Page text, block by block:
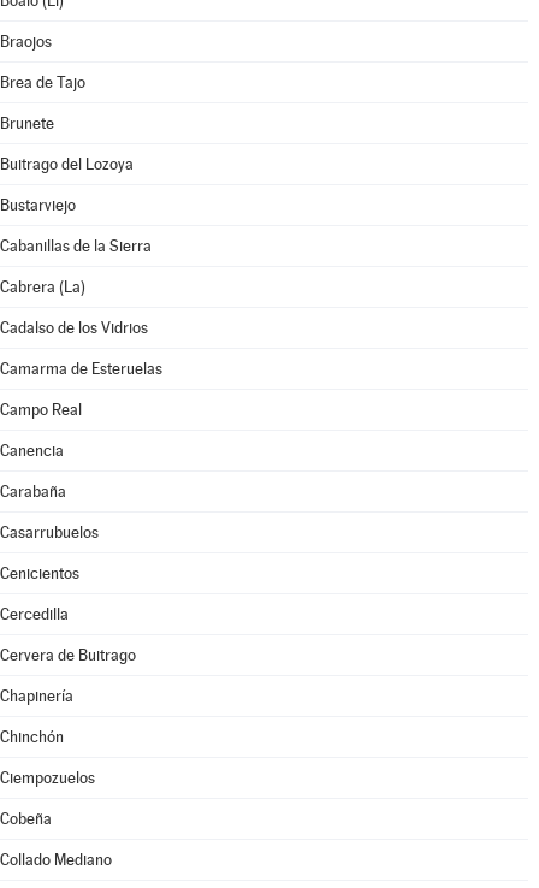
Braojos
Brea de Tajo
Brunete
Buitrago del Lozoya
Bustarviejo
Cabanillas de la Sierra
Cabrera (La)
Cadalso de los Vidrios
Camarma de Esteruelas
Campo Real
Canencia
Carabaña
Casarrubuelos
Cenicientos
Cercedilla
Cervera de Buitrago
Chapinería
Chinchón
Ciempozuelos
Cobeña
Collado Mediano